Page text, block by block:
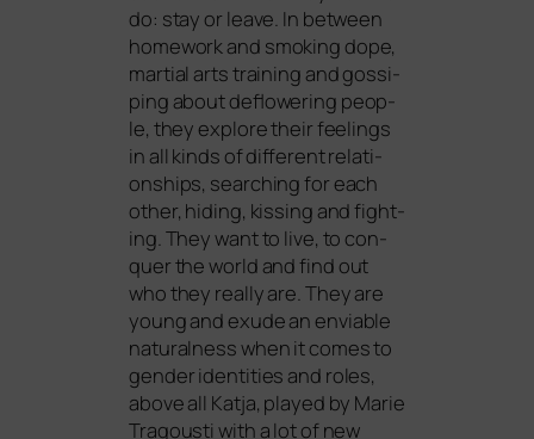
do: stay or lea­ve. In bet­ween
home­work and smo­king dope,
mar­ti­al arts trai­ning and gos­si­
ping about deflowe­ring peo­p­
le, they explo­re their fee­lings
in all kinds of dif­fe­rent rela­ti­
onships, sear­ching for each
other, hiding, kis­sing and fight­
ing. They want to live, to con­
quer the world and find out
who they real­ly are. They are
young and exu­de an envia­ble
natu­ral­ness when it comes to
gen­der iden­ti­ties and roles,
abo­ve all Katja, play­ed by Marie
Tragousti with a lot of new